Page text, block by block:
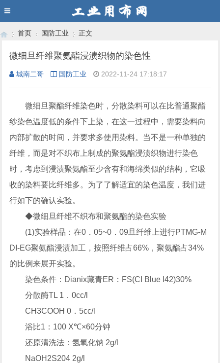
›
首页
›
国防工业
›
正文
微细旦纤维聚氨酯浸渍织物的染色性
城南二哥 国防工业 2022-11-24 17:18:17
微细旦聚酯纤维染色时，分散染料可以在比普通聚酯
纱染色温度低的条件下上染，在这一过程中，需要染料向
内部扩散的时间，并要求多使用染料。当不是一种单独的
纤维，而是对不织布上制成的聚氨酯浸渍织物进行染色
时，考虑到浸渍聚氨酯至少含有和海绵类似的结构，它吸
收的染料要比纤维多。为了了解适宜的染色温度，我们进
行如下的确认实验。
◆微细旦纤维不织布和聚氨酯的染色实验
(1)实验样品：在0．05~0．09旦纤维上进行PTMG-M
DI-EG聚氨酯浸渍加工，按照纤维占66%，聚氨酯占34%
的比例来展开实验。
染色条件：Dianix藏青ER：FS(CI Blue l42)30%
分散酶TL 1．0cc/l
CH3COOH 0．5cc/l
浴比1：100 X℃×60分钟
还原清洗法：氢氧化钠 2g/l
NaOH2S204 2g/l